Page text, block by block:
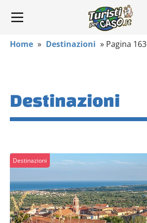
Home » Destinazioni » Pagina 163
Destinazioni
Destinazioni